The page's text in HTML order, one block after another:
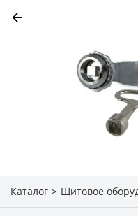
Каталог > Щитовое